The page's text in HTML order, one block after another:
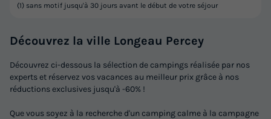
(1) sans motif jusqu'à 30 jours avant le début de votre séjour
Découvrez la ville Longeau Percey
Découvrez ci-dessous la sélection de campings réalisée par nos
experts et réservez vos vacances au meilleur prix grâce à nos
réductions exclusives jusqu'à -60% !
Que vous soyez à la recherche d'un camping calme à la campagne